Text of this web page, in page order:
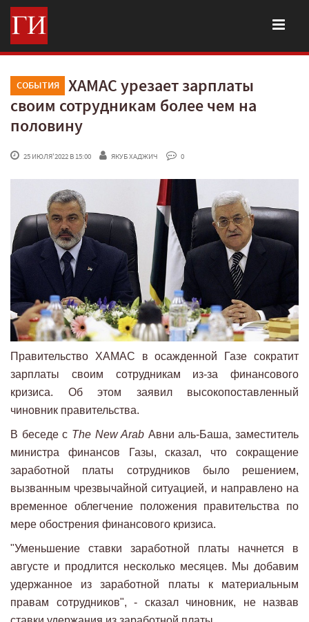
СОБЫТИЯ
ХАМАС урезает зарплаты
своим сотрудникам более чем на
половину
25 ИЮЛЯ'2022 В 15:00 ЯКУБ ХАДЖИЧ 0
Правительство ХАМАС в осажденной Газе сократит
зарплаты своим сотрудникам из-за финансового
кризиса. Об этом заявил высокопоставленный
чиновник правительства.
В беседе с The New Arab Авни аль-Баша, заместитель
министра финансов Газы, сказал, что сокращение
заработной платы сотрудников было решением,
вызванным чрезвычайной ситуацией, и направлено на
временное облегчение положения правительства по
мере обострения финансового кризиса.
"Уменьшение ставки заработной платы начнется в
августе и продлится несколько месяцев. Мы добавим
удержанное из заработной платы к материальным
правам сотрудников", - сказал чиновник, не назвав